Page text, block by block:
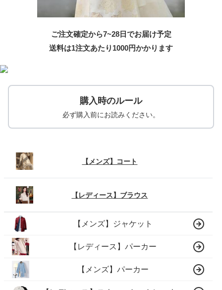
ご注文確定から7~28日でお届け予定
送料は1注文あたり 1000円かかります
購入時のルール
必ず購入前にお読みください。
【メンズ】コート
【レディース】ブラウス
【メンズ】ジャケット
【レディース】パーカー
【メンズ】パーカー